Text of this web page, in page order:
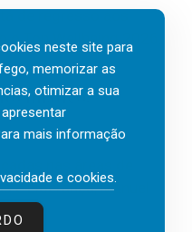
de regresso aos
Top Wellbeing 2026.
místico.»
nas áreas de
e Liderança, Manuel
neste site para
memorizar as
otimizar a sua
mais informação
e cookies.